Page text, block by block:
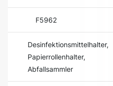
F5962
Desinfektionsmittelhalter,
Papierrollenhalter,
Abfallsammler